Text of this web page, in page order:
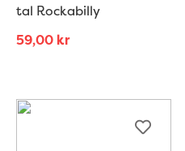
tal Rockabilly
59,00 kr